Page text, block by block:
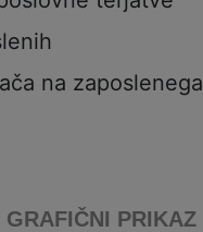
na zaposlenega
GRAFIČNI PRIKAZ